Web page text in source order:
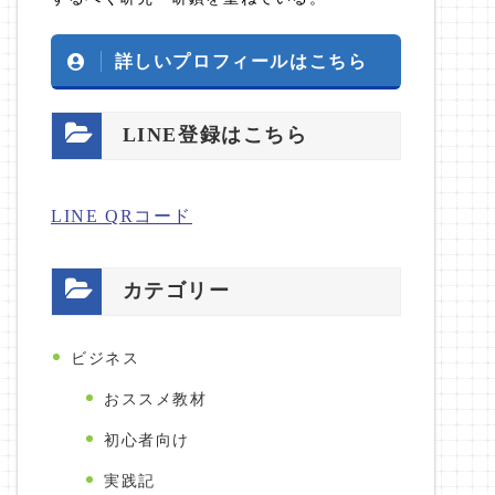
詳しいプロフィールはこちら
LINE登録はこちら
LINE QRコード
カテゴリー
ビジネス
おススメ教材
初心者向け
実践記